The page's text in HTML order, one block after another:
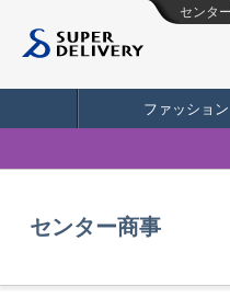
センタ
ファッション
センター商事